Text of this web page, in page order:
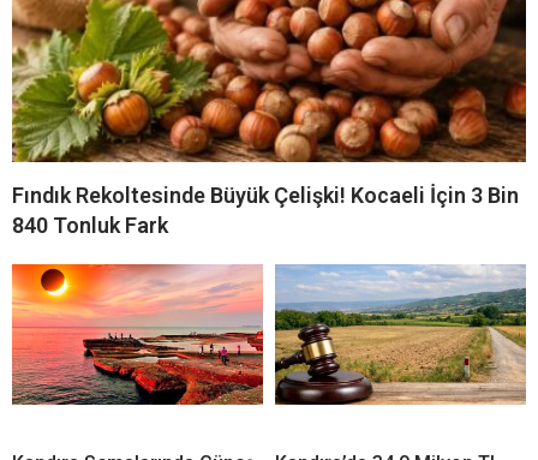
Fındık Rekoltesinde Büyük Çelişki! Kocaeli İçin 3 Bin
840 Tonluk Fark